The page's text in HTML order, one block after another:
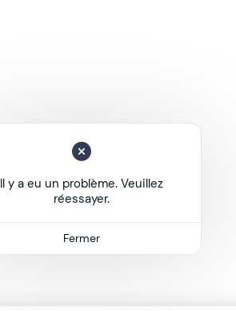
Il y a eu un problème. Veuillez
réessayer.
Fermer